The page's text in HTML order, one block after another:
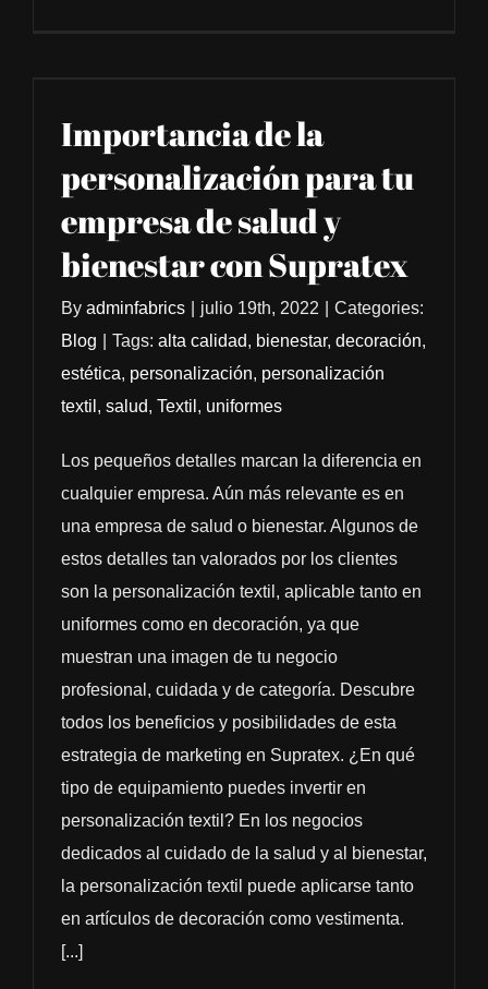
Importancia de la
personalización para tu
empresa de salud y
bienestar con Supratex
By adminfabrics julio 19th, 2022
Categories:
Blog
Tags: alta calidad, bienestar, decoración,
estética, personalización, personalización
textil , salud, Textil , uniformes
Los pequeños detalles marcan la diferencia en
cualquier empresa. Aún más relevante es en
una empresa de salud o bienestar. Algunos de
estos detalles tan valorados por los clientes
son la personalización textil, aplicable tanto en
uniformes como en decoración, ya que
muestran una imagen de tu negocio
profesional, cuidada y de categoría. Descubre
todos los beneficios y posibilidades de esta
estrategia de marketing en Supratex. ¿En qué
tipo de equipamiento puedes invertir en
personalización textil? En los negocios
dedicados al cuidado de la salud y al bienestar,
la personalización textil puede aplicarse tanto
en artículos de decoración como vestimenta.
[...]